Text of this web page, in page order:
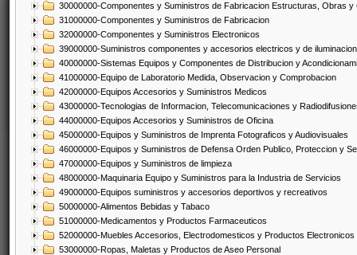
30000000-Componentes y Suministros de Fabricacion Estructuras, Obras
31000000-Componentes y Suministros de Fabricacion
32000000-Componentes y Suministros Electronicos
39000000-Suministros componentes y accesorios electricos y de iluminacion
40000000-Sistemas Equipos y Componentes de Distribucion y
41000000-Equipo de Laboratorio Medida, Observacion y Comprobacion
42000000-Equipos Accesorios y Suministros Medicos
43000000-Tecnologias de Informacion, Telecomunicaciones y
44000000-Equipos Accesorios y Suministros de Oficina
45000000-Equipos y Suministros de Imprenta Fotograficos y Audiovisuales
46000000-Equipos y Suministros de Defensa Orden Publico, Proteccion y
47000000-Equipos y Suministros de limpieza
48000000-Maquinaria Equipo y Suministros para la Industria de Servicios
49000000-Equipos suministros y accesorios deportivos y recreativos
50000000-Alimentos Bebidas y Tabaco
51000000-Medicamentos y Productos Farmaceuticos
52000000-Muebles Accesorios, Electrodomesticos y Productos Electronicos
53000000-Ropas, Maletas y Productos de Aseo Personal